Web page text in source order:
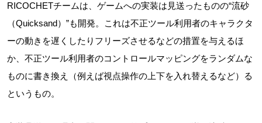
RICOCHETチームは、ゲームへの実装は見送ったものの“流砂
（Quicksand）”も開発。これは不正ツール利用者のキャラクタ
ーの動きを遅くしたりフリーズさせるなどの措置を与えるほ
か、不正ツール利用者のコントロールマッピングをランダムな
ものに書き換え（例えば視点操作の上下を入れ替えるなど）る
というもの。